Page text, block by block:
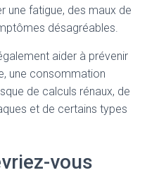
une fatigue, des maux de
désagréables.
aider à prévenir
une consommation
de calculs rénaux, de
et de certains types
vous